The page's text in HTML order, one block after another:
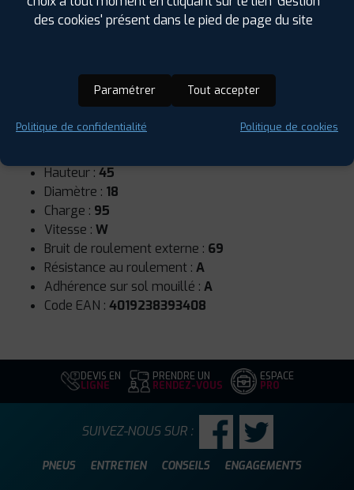
Runflat :Non
Hauteur : 45
Diamètre : 18
Charge : 95
Vitesse : W
Bruit de roulement externe : 69
Résistance au roulement : A
Adhérence sur sol mouillé : A
Code EAN : 4019238393408
DEVIS EN
LIGNE
PRENDRE UN
RENDEZ-VOUS
ESPACE
PRO
PNEUS ENTRETIEN CONSEILS ENGAGEMENTS
SUIVEZ-NOUS SUR :
des cookies' présent dans le pied de page du site
Paramétrer Tout accepter
Politique de confidentialité Politique de cookies